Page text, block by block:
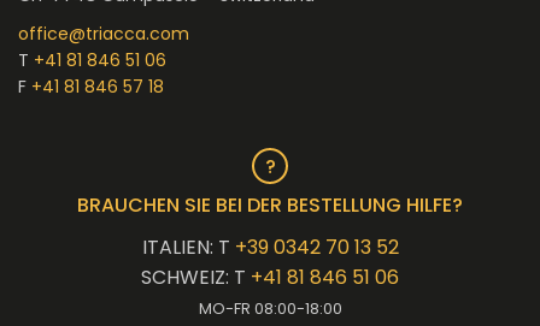
office@triacca.com
T +41 81 846 51 06
F +41 81 846 57 18
BRAUCHEN SIE BEI DER BESTELLUNG HILFE?
ITALIEN: T +39 0342 70 13 52
SCHWEIZ: T +41 81 846 51 06
MO-FR 08:00-18:00